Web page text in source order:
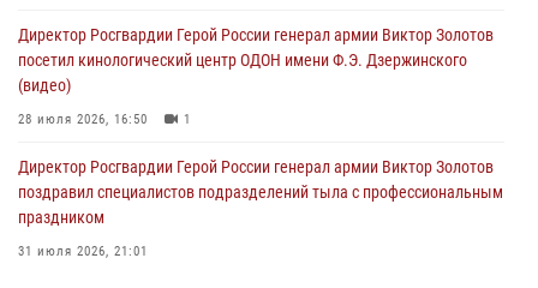
10 августа 2026, 12:00
Директор Росгвардии Герой России генерал армии Виктор Золотов
посетил кинологический центр ОДОН имени Ф.Э. Дзержинского
(видео)
28 июля 2026, 16:50 1
Директор Росгвардии Герой России генерал армии Виктор Золотов
поздравил специалистов подразделений тыла с профессиональным
праздником
31 июля 2026, 21:01